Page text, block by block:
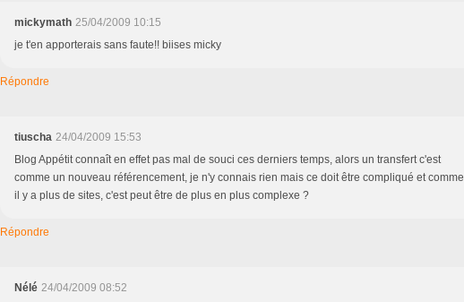
mickymath 25/04/2009 10:15
je t'en apporterais sans faute!! biises micky
Répondre
tiuscha 24/04/2009 15:53
Blog Appétit connaît en effet pas mal de souci ces derniers temps, alors un transfert c'est
comme un nouveau référencement, je n'y connais rien mais ce doit être compliqué et comme
il y a plus de sites, c'est peut être de plus en plus complexe ?
Répondre
Nélé 24/04/2009 08:52